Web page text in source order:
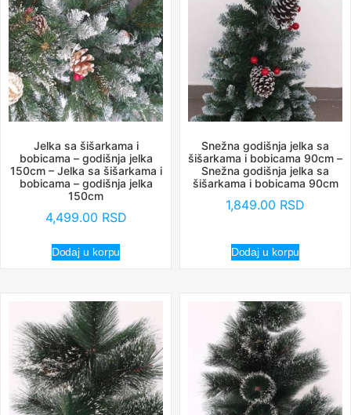
Jelka sa šišarkama i
bobicama – godišnja jelka
150cm – Jelka sa šišarkama i
bobicama – godišnja jelka
150cm
4,499.00 RSD
Dodaj u korpu
Snežna godišnja jelka sa
šišarkama i bobicama 90cm –
Snežna godišnja jelka sa
šišarkama i bobicama 90cm
1,849.00 RSD
Dodaj u korpu